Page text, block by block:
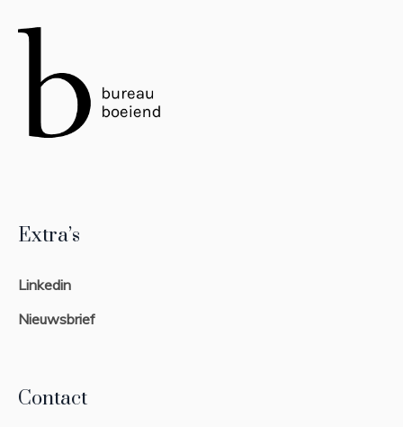
Extra’s
Linkedin
Nieuwsbrief
Contact